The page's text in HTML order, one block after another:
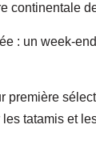
continentale
: un week-
première
tatamis et